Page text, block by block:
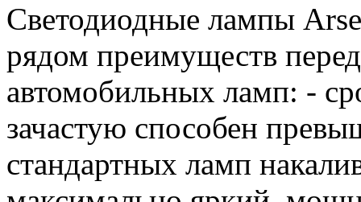
Светодиодные лампы
рядом преимуществ
автомобильных ламп: -
зачастую способен
стандартных ламп